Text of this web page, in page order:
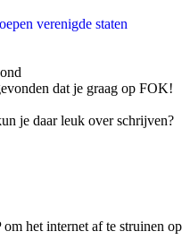
verenigde staten
dat je graag op FOK!
je daar leuk over schrijven?
het internet af te struinen op